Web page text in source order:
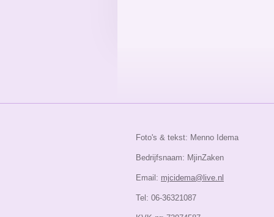
Foto's & tekst: Menno Idema
Bedrijfsnaam: MjinZaken
Email: mjcidema@live.nl
Tel: 06-36321087